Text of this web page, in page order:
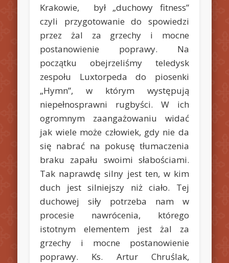
Krakowie, był „duchowy fitness”
czyli przygotowanie do spowiedzi
przez żal za grzechy i mocne
postanowienie poprawy. Na
początku obejrzeliśmy teledysk
zespołu Luxtorpeda do piosenki
„Hymn”, w którym występują
niepełnosprawni rugbyści. W ich
ogromnym zaangażowaniu widać
jak wiele może człowiek, gdy nie da
się nabrać na pokusę tłumaczenia
braku zapału swoimi słabościami.
Tak naprawdę silny jest ten, w kim
duch jest silniejszy niż ciało. Tej
duchowej siły potrzeba nam w
procesie nawrócenia, którego
istotnym elementem jest żal za
grzechy i mocne postanowienie
poprawy. Ks. Artur Chruślak,